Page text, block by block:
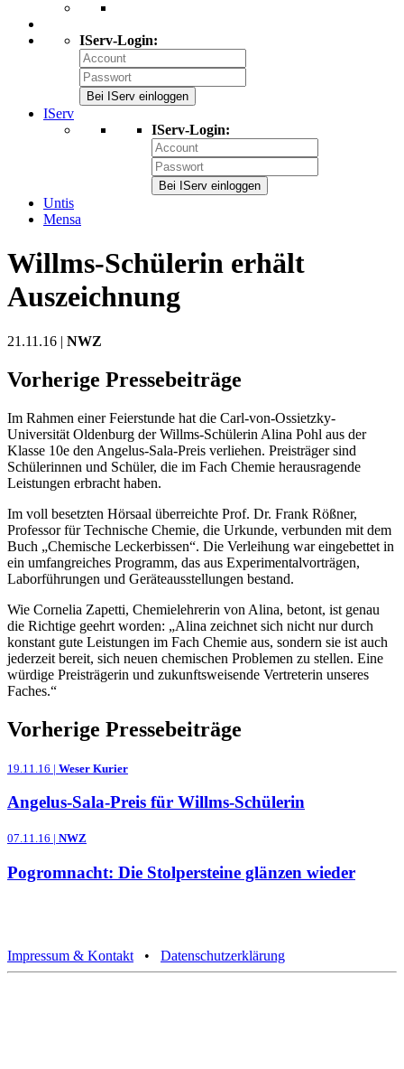
IServ-Login:
Bei IServ einloggen
IServ
IServ-Login:
Bei IServ einloggen
Untis
Mensa
Willms-Schülerin erhält
Auszeichnung
21.11.16 | NWZ
Vorherige Pressebeiträge
Im Rahmen einer Feierstunde hat die Carl-von-Ossietzky-
Universität Oldenburg der Willms-Schülerin Alina Pohl aus der
Klasse 10e den Angelus-Sala-Preis verliehen. Preisträger sind
Schülerinnen und Schüler, die im Fach Chemie herausragende
Leistungen erbracht haben.
Im voll besetzten Hörsaal überreichte Prof. Dr. Frank Rößner,
Professor für Technische Chemie, die Urkunde, verbunden mit dem
Buch „Chemische Leckerbissen“. Die Verleihung war eingebettet in
ein umfangreiches Programm, das aus Experimentalvorträgen,
Laborführungen und Geräteausstellungen bestand.
Wie Cornelia Zapetti, Chemielehrerin von Alina, betont, ist genau
die Richtige geehrt worden: „Alina zeichnet sich nicht nur durch
konstant gute Leistungen im Fach Chemie aus, sondern sie ist auch
jederzeit bereit, sich neuen chemischen Problemen zu stellen. Eine
würdige Preisträgerin und zukunftsweisende Vertreterin unseres
Faches.“
Vorherige Pressebeiträge
19.11.16 | Weser Kurier
Angelus-Sala-Preis für Willms-Schülerin
07.11.16 | NWZ
Pogromnacht: Die Stolpersteine glänzen wieder
Impressum & Kontakt • Datenschutzerklärung